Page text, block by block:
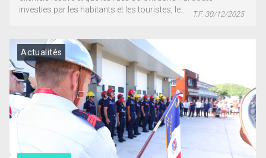
investies par les habitants et les touristes, le...
T.F. 30/12/2025
Actualités